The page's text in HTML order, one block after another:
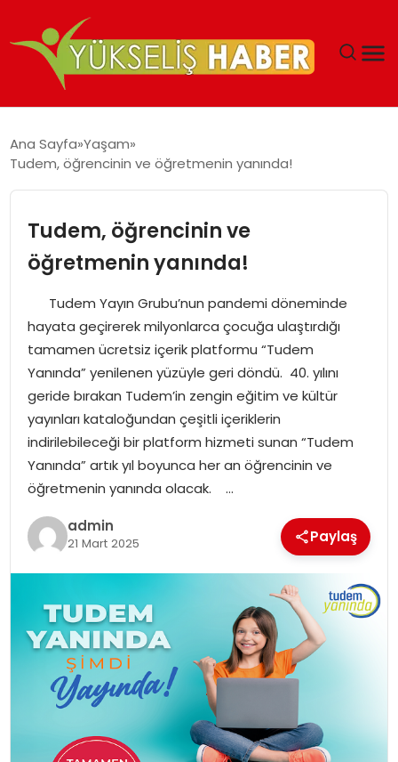
MALIYETLERINI AZALTIYOR’
Ana Sayfa Yaşam
Tudem, öğrencinin ve öğretmenin yanında!
Tudem, öğrencinin ve
öğretmenin yanında!
Tudem Yayın Grubu’nun pandemi döneminde
hayata geçirerek milyonlarca çocuğa ulaştırdığı
tamamen ücretsiz içerik platformu “Tudem
Yanında” yenilenen yüzüyle geri döndü. 40. yılını
geride bırakan Tudem’in zengin eğitim ve kültür
yayınları kataloğundan çeşitli içeriklerin
indirilebileceği bir platform hizmeti sunan “Tudem
Yanında” artık yıl boyunca her an öğrencinin ve
öğretmenin yanında olacak. …
admin
21 Mart 2025 Paylaş